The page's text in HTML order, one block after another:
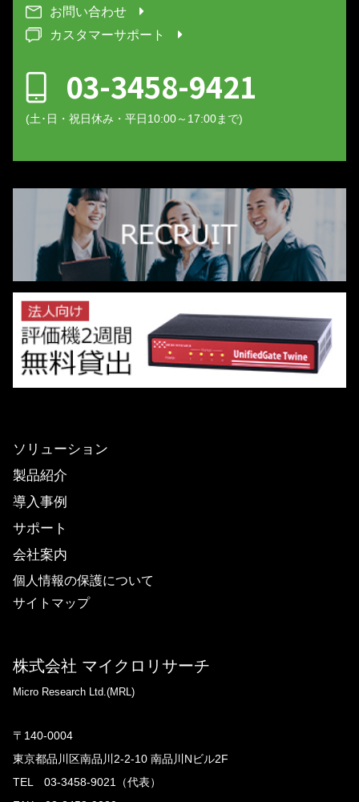
株式会社 マイクロリサーチ
Micro Research Ltd.(MRL)
〒140-0004
東京都品川区南品川2-2-10 南品川Nビル2F
TEL 03-3458-9021（代表）
ソリューション
製品紹介
導入事例
サポート
会社案内
個人情報の保護について
サイトマップ
お問い合わせ
カスタマーサポート
03-3458-9421
(土･日・祝日休み・平日10:00～17:00まで)